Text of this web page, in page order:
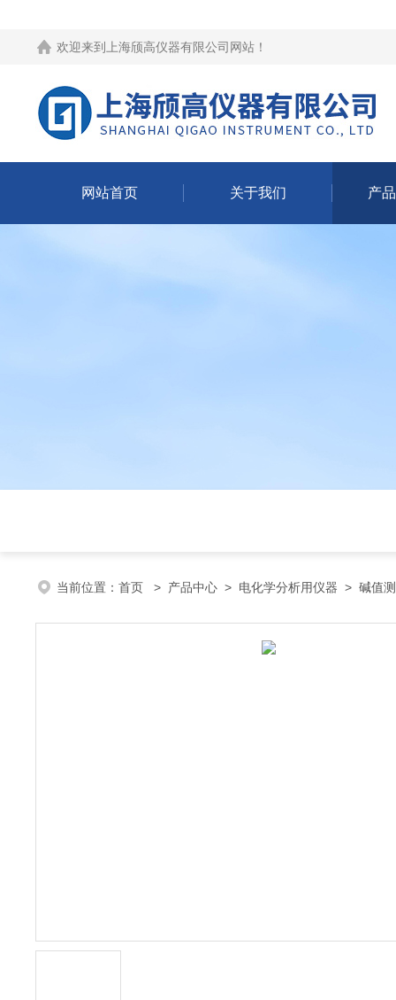
欢迎来到 上海颀高仪器有限公司网站 ！
网站首页 关于我们 产
当前位置： 首页 > 产品中心 > 电化学分析用仪器 > 碱值